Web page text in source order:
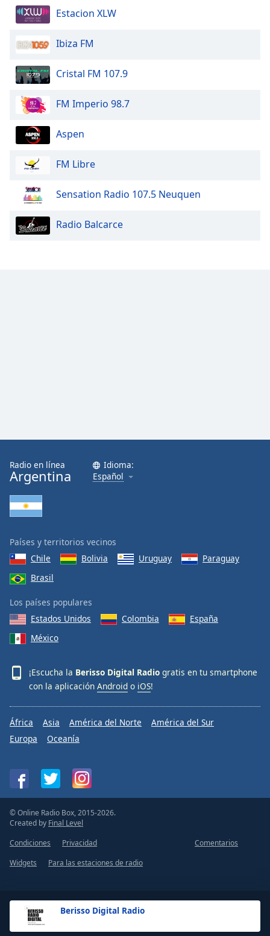
Berisso Digital Radio
Estacion XLW
Ibiza FM
Cristal FM 107.9
FM Imperio 98.7
Aspen
FM Libre
Sensation Radio 107.5 Neuquen
Radio Balcarce
Radio en línea
Argentina
Idioma:
Español
Países y territorios vecinos
Chile
Bolivia Uruguay
Paraguay
Brasil
Los países populares
Estados Unidos
Colombia
España
México
¡Escucha la Berisso Digital Radio gratis en tu smartphone
con la aplicación Android o iOS!
África Asia América del Norte
América del Sur
Europa
Oceanía
© Online Radio Box, 2015-2026.
Created by Final Level
Condiciones
Privacidad
Comentarios
Widgets
Para las estaciones de radio